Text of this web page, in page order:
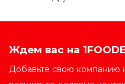
Ждем вас на
Добавьте свою компанию